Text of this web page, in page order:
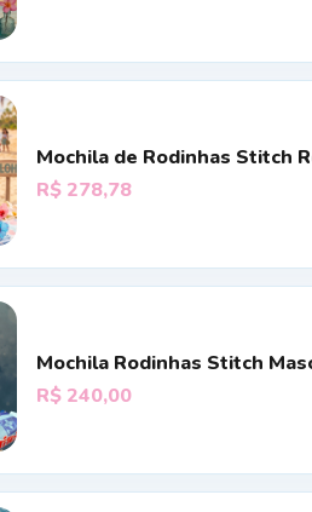
Mochila de Rodinhas Stitch
R$ 278,78
Mochila Rodinhas Stitch
R$ 240,00